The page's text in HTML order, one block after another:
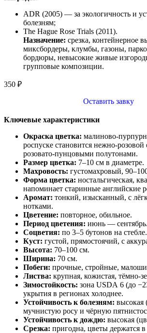
ADR (2005) — за экологичность и
болезням;
The Hague Rose Trials (2011).
Назначение: срезка, контейнерное
миксбордеры, клумбы, газоны,
бордюры, невысокие живые
групповые композиции.
350 ₽
Оставить завку
Ключевые характеристики
Окраска цветка:
роспуске становится нежно‑розовой
розовато‑пунцовыми полутонами.
Размер цветка: 7–10 см в диаметре.
Махровость: густомахровый,
Форма цветка: ностальгическая,
напоминает старинные английские
Аромат: тонкий, изысканный, с
нотками.
Цветение: повторное, обильное.
Период цветения: июнь — сентябрь.
Соцветия: по 3–5 бутонов на стебле.
Куст: густой, прямостоячий, с
Высота: 70–100 см.
Ширина: 70 см.
Побеги: прочные, стройные,
Листва: крупная, кожистая,
Зимостойкость: зона USDA 6 (до
укрытия в регионах холоднее.
Устойчивость к болезням: высокая
мучнистую росу и чёрную
Устойчивость к дождю: высокая
Срезка: пригодна, цветы держатся в